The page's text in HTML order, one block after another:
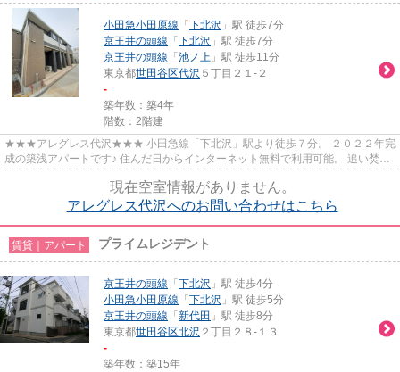
小田急小田原線 「 下北沢 」駅 徒歩7分
京王井の頭線 「 下北沢 」駅 徒歩7分
京王井の頭線 「 池ノ上 」駅 徒歩11分
東京都世田谷区代沢 ５丁目２１-２
-
築年数：築4年
階数：2階建
★★★アレグレス代沢★★★ 小田急線「下北沢」駅より徒歩７分。 ２０２２年完
成の築浅アパートです♪ 住んだ日からインターネット無料で利用可能。 追い焚
現在空室情報がありません。
アレグレス代沢へのお問い合わせはこちら
賃貸｜アパート プライムレジデント
京王井の頭線 「 下北沢 」駅 徒歩4分
小田急小田原線 「 下北沢 」駅 徒歩5分
京王井の頭線 「 新代田 」駅 徒歩8分
東京都世田谷区北沢 ２丁目２８-１３
-
築年数：築15年